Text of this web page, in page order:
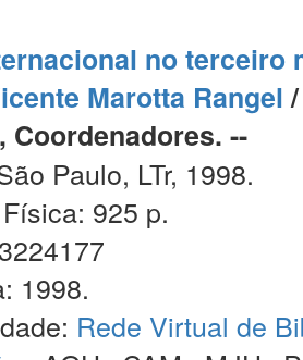
no terceiro
Marotta Rangel
Coordenadores. --
Paulo, LTr, 1998.
925 p.
1998.
Rede Virtual de